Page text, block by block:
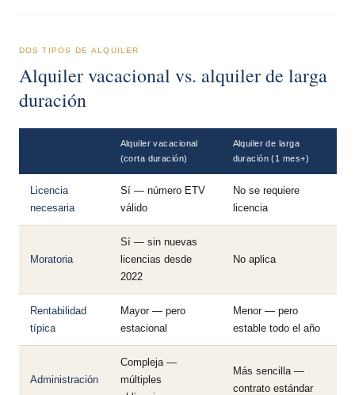
DOS TIPOS DE ALQUILER
Alquiler vacacional vs. alquiler de larga
duración
Alquiler vacacional
(corta duración)
Alquiler de larga
duración (1 mes+)
Licencia
necesaria
Sí — número ETV
válido
No se requiere
licencia
Moratoria
Sí — sin nuevas
licencias desde
2022
No aplica
Rentabilidad
típica
Mayor — pero
estacional
Menor — pero
estable todo el año
Administración
Compleja —
múltiples
Más sencilla —
contrato estándar